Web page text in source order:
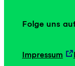
Folge uns
Impressum